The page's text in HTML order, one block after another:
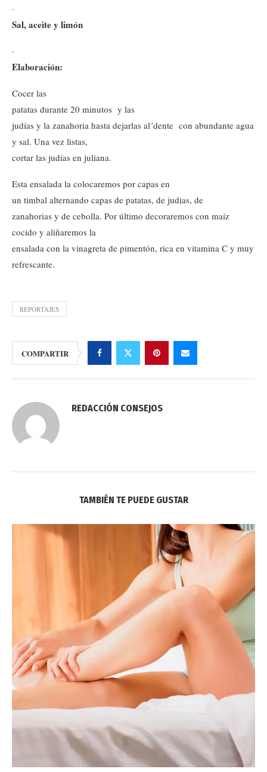
·
Sal, aceite y limón
·
Elaboración:
Cocer las
patatas durante 20 minutos y las
judías y la zanahoria hasta dejarlas al´dente con abundante agua
y sal. Una vez listas,
cortar las judías en juliana.
Esta ensalada la colocaremos por capas en
un timbal alternando capas de patatas, de judias, de
zanahorias y de cebolla. Por último decoraremos con maíz
cocido y aliñaremos la
ensalada con la vinagreta de pimentón, rica en vitamina C y muy
refrescante.
REPORTAJES
COMPARTIR
REDACCIÓN CONSEJOS
TAMBIÉN TE PUEDE GUSTAR